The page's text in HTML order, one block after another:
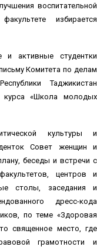
воспитательной
избирается
и активные студентки
Комитета по делам
Таджикистан
курса «Школа молодых
культуры и
Совет женщин и
беседы и встречи с
центров и
столы, заседания и
дресс-кода
по теме «Здоровая
священное место, где
грамотности и